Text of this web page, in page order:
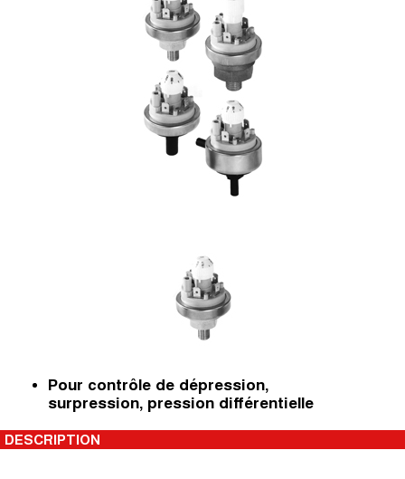
Pour contrôle de dépression,
surpression, pression différentielle
DESCRIPTION